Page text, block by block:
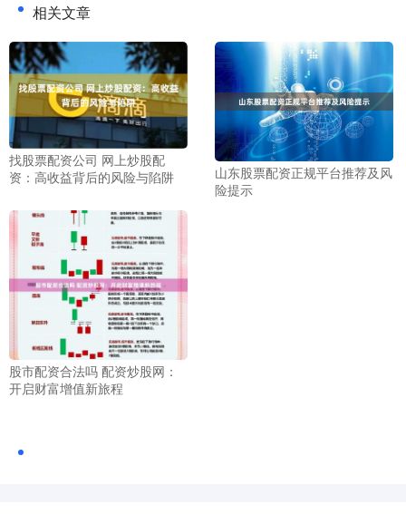
相关文章
找股票配资公司 网上炒股配
资：高收益背后的风险与陷阱
山东股票配资正规平台推荐及风
险提示
股市配资合法吗 配资炒股网：
开启财富增值新旅程